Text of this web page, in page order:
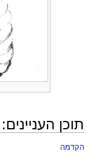
תוכן העניינים:
הקדמה